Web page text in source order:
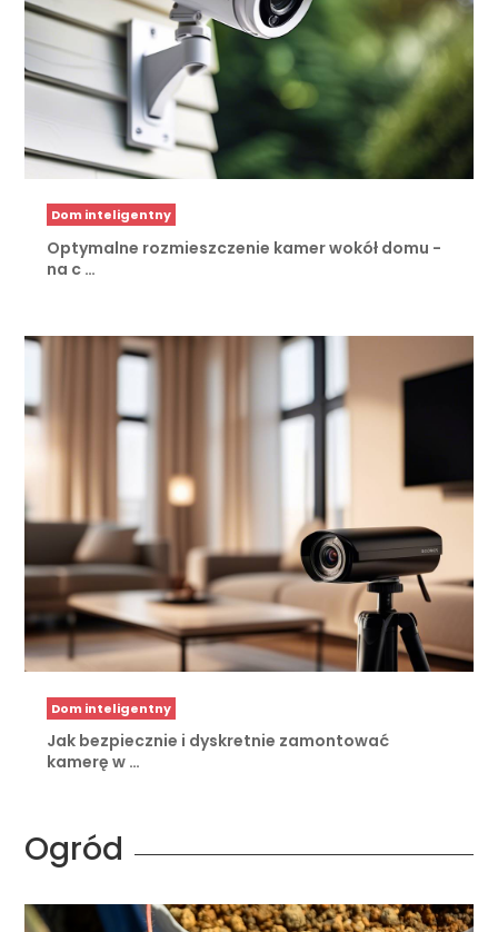
Dom inteligentny
Optymalne rozmieszczenie kamer wokół domu -
na c …
Dom inteligentny
Jak bezpiecznie i dyskretnie zamontować
kamerę w …
Ogród